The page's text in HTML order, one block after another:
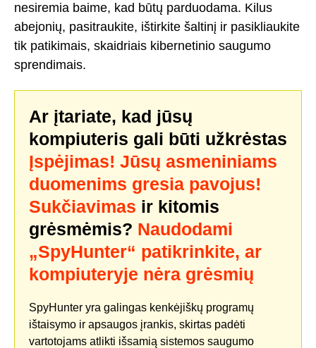
nesiremia baime, kad būtų parduodama. Kilus
abejonių, pasitraukite, ištirkite šaltinį ir pasikliaukite
tik patikimais, skaidriais kibernetinio saugumo
sprendimais.
Ar įtariate, kad jūsų
kompiuteris gali būti užkrėstas
Įspėjimas! Jūsų asmeniniams
duomenims gresia pavojus!
Sukčiavimas ir kitomis
grėsmėmis? Naudodami
„SpyHunter“ patikrinkite, ar
kompiuteryje nėra grėsmių
SpyHunter yra galingas kenkėjiškų programų
ištaisymo ir apsaugos įrankis, skirtas padėti
vartotojams atlikti išsamią sistemos saugumo